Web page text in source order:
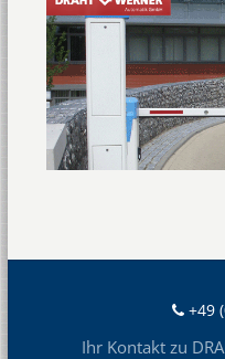
+49
Ihr Kontakt zu